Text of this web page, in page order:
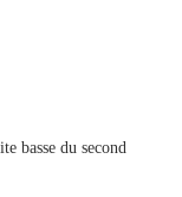
basse du second